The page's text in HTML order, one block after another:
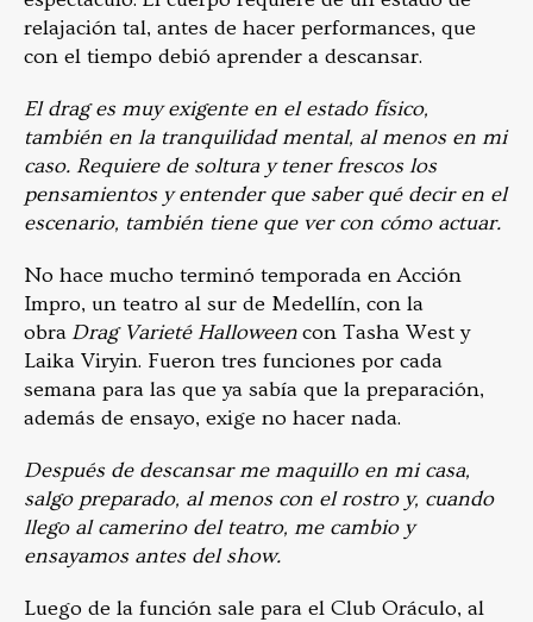
relajación tal, antes de hacer performances, que
con el tiempo debió aprender a descansar.
El drag es muy exigente en el estado físico,
también en la tranquilidad mental, al menos en mi
caso. Requiere de soltura y tener frescos los
pensamientos y entender que saber qué decir en el
escenario, también tiene que ver con cómo actuar.
No hace mucho terminó temporada en Acción
Impro, un teatro al sur de Medellín, con la
obraDrag Varieté Halloweencon Tasha West y
Laika Viryin. Fueron tres funciones por cada
semana para las que ya sabía que la preparación,
además de ensayo, exige no hacer nada.
Después de descansar me maquillo en mi casa,
salgo preparado, al menos con el rostro y, cuando
llego al camerino del teatro, me cambio y
ensayamos antes del show.
Luego de la función sale para el Club Oráculo, al